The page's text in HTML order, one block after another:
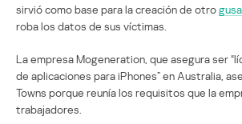
sirvió como base para la creación de otro
roba los datos de sus víctimas.
La empresa Mogeneration, que asegura ser
de aplicaciones para iPhones” en Australia,
Towns porque reunía los requisitos que la
trabajadores.